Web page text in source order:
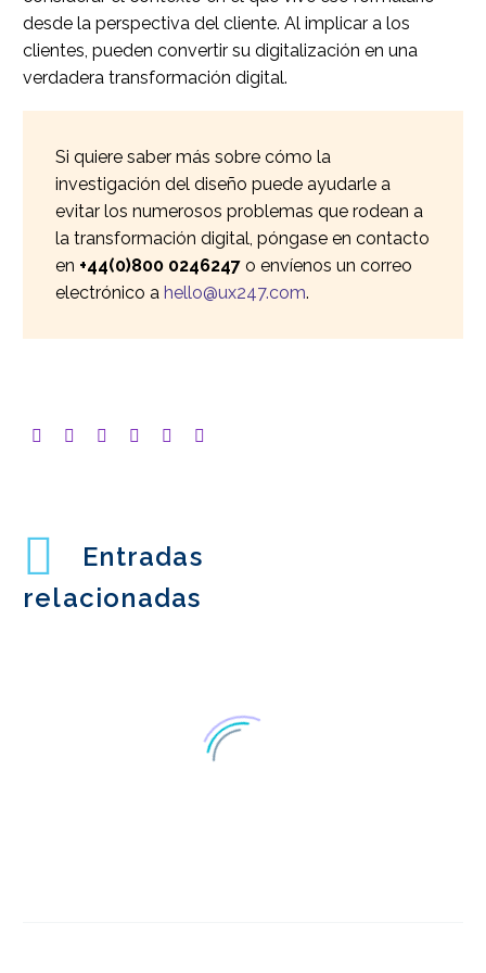
desde la perspectiva del cliente. Al implicar a los
clientes, pueden convertir su digitalización en una
verdadera transformación digital.
Si quiere saber más sobre cómo la
investigación del diseño puede ayudarle a
evitar los numerosos problemas que rodean a
la transformación digital, póngase en contacto
en +44(0)800 0246247 o envíenos un correo
electrónico a hello@ux247.com.
Entradas
relacionadas